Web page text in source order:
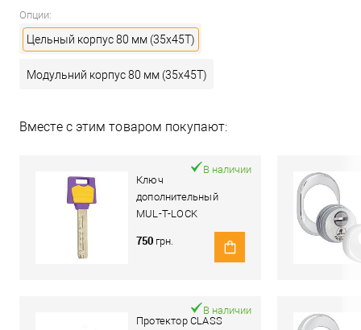
Опции:
Цельный корпус 80 мм (35x45T)
Модульний корпус 80 мм (35x45T)
Вместе с этим товаром покупают:
Ключ
дополнительный
MUL-T-LOCK
MTL400/Classic PRO
В наличии
750 грн.
Протектор CLASS
В наличии